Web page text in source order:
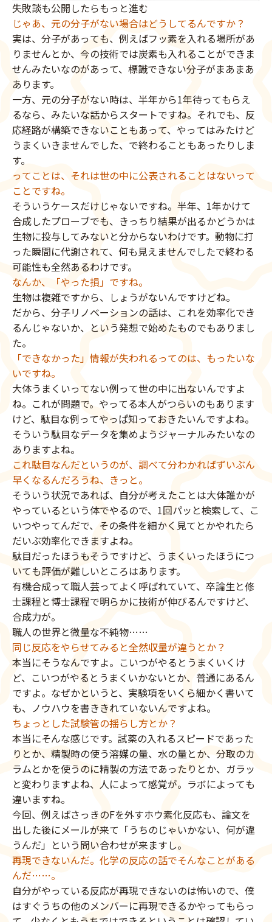
失敗談も公開したらもっと進む
じゃあ、元の分子がない場合はどうしてるんですか？
実は、分子があっても、例えばフッ素を入れる場所があ
りませんとか、今の技術では炭素も入れることができま
せんみたいなのがあって、標識できない分子がまあまあ
あります。
一方、元の分子がない時は、半年から1年待ってもらえ
るなら、みたいな話からスタートですね。それでも、反
応経路が構築できないこともあって、やってはみたけど
うまくいきませんでした、で終わることもあったりしま
す。
ってことは、それは世の中に公表されることはないって
ことですね。
そういうケースだけじゃないですね。半年、1年かけて
合成したプローブでも、きっちり結果が出るかどうかは
生物に投与してみないと分からないわけです。動物に打
った瞬間に代謝されて、何も見えませんでしたで終わる
可能性も全然あるわけです。
なんか、「やった損」ですね。
生物は複雑ですから、しょうがないんですけどね。
だから、分子リノベーションの話は、これを効率化でき
るんじゃないか、という発想で始めたものでもありまし
た。
「できなかった」情報が失われるってのは、もったいな
いですね。
大体うまくいってない例って世の中に出ないんですよ
ね。これが問題で。やってる本人がつらいのもあります
けど、駄目な例ってやっぱ知っておきたいんですよね。
そういう駄目なデータを集めようジャーナルみたいなの
ありますよね。
これ駄目なんだというのが、調べて分わかればずいぶん
早くなるんだろうね、きっと。
そういう状況であれば、自分が考えたことは大体誰かが
やっているという体でやるので、1回パッと検索して、こ
いつやってんだで、その条件を細かく見てとかやれたら
だいぶ効率化できますよね。
駄目だったほうもそうですけど、うまくいったほうにつ
いても評価が難しいところはあります。
有機合成って職人芸ってよく呼ばれていて、卒論生と修
士課程と博士課程で明らかに技術が伸びるんですけど、
合成力が。
職人の世界と微量な不純物……
同じ反応をやらせてみると全然収量が違うとか？
本当にそうなんですよ。こいつがやるとうまくいくけ
ど、こいつがやるとうまくいかないとか、普通にあるん
ですよ。なぜかというと、実験項をいくら細かく書いて
も、ノウハウを書ききれていないんですよね。
ちょっとした試験管の揺らし方とか？
本当にそんな感じです。試薬の入れるスピードであった
りとか、精製時の使う溶媒の量、水の量とか、分取のカ
ラムとかを使うのに精製の方法であったりとか、ガラッ
と変わりますよね、人によって感覚が。ラボによっても
違いますね。
今回、例えばさっきのFを外すホウ素化反応も、論文を
出した後にメールが来て「うちのじゃいかない、何が違
うんだ」という問い合わせが来ますし。
再現できないんだ。化学の反応の話でそんなことがある
んだ……。
自分がやっている反応が再現できないのは怖いので、僕
はすぐうちの他のメンバーに再現できるかやってもらっ